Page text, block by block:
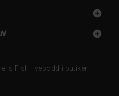


Is Fish livepodd i butiken!